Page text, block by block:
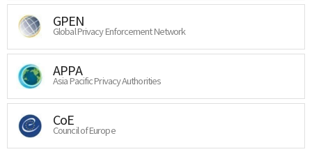
GPEN
Global Privacy Enforcement Network
APPA
Asia Pacific Privacy Authorities
CoE
Council of Europe